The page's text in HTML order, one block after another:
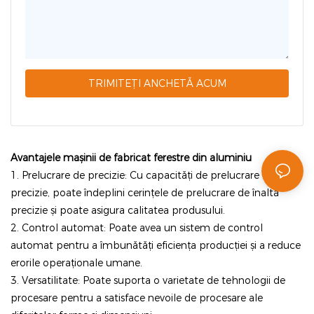
TRIMITEȚI ANCHETĂ ACUM
Avantajele mașinii de fabricat ferestre din aluminiu
1. Prelucrare de precizie: Cu capacități de prelucrare de
precizie, poate îndeplini cerințele de prelucrare de înaltă
precizie și poate asigura calitatea produsului.
2. Control automat: Poate avea un sistem de control
automat pentru a îmbunătăți eficiența producției și a reduce
erorile operaționale umane.
3. Versatilitate: Poate suporta o varietate de tehnologii de
procesare pentru a satisface nevoile de procesare ale